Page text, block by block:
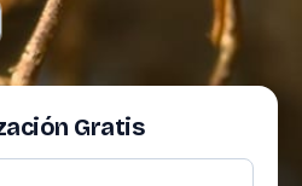
Gratis